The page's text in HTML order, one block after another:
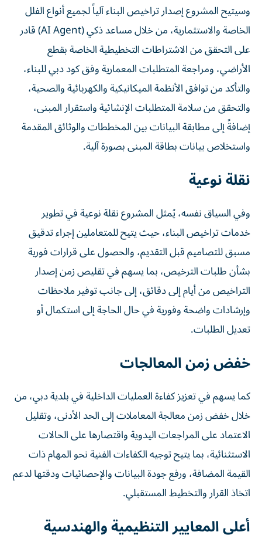
وسيتيح المشروع إصدار تراخيص البناء آلياً لجميع أنواع الفلل
الخاصة والاستثمارية، من خلال مساعد ذكي (AI Agent) قادر
على التحقق من الاشتراطات التخطيطية الخاصة بقطع
الأراضي، ومراجعة المتطلبات المعمارية وفق كود دبي للبناء،
والتأكد من توافق الأنظمة الميكانيكية والكهربائية والصحية،
والتحقق من سلامة المتطلبات الإنشائية واستقرار المبنى،
إضافةً إلى مطابقة البيانات بين المخططات والوثائق المقدمة
واستخلاص بيانات بطاقة المبنى بصورة آلية.
نقلة نوعية
وفي السياق نفسه، يُمثل المشروع نقلة نوعية في تطوير
خدمات تراخيص البناء، حيث يتيح للمتعاملين إجراء تدقيق
مسبق للتصاميم قبل التقديم، والحصول على قرارات فورية
بشأن طلبات الترخيص، بما يسهم في تقليص زمن إصدار
التراخيص من أيام إلى دقائق، إلى جانب توفير ملاحظات
وإرشادات واضحة وفورية في حال الحاجة إلى استكمال أو
تعديل الطلبات.
خفض زمن المعالجات
كما يسهم في تعزيز كفاءة العمليات الداخلية في بلدية دبي، من
خلال خفض زمن معالجة المعاملات إلى الحد الأدنى، وتقليل
الاعتماد على المراجعات اليدوية واقتصارها على الحالات
الاستثنائية، بما يتيح توجيه الكفاءات الفنية نحو المهام ذات
القيمة المضافة، ورفع جودة البيانات والإحصائيات ودقتها لدعم
اتخاذ القرار والتخطيط المستقبلي.
أعلى المعايير التنظيمية والهندسية